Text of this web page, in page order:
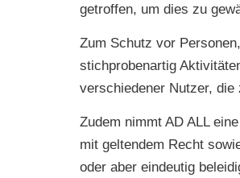
getroffen, um dies zu
Zum Schutz vor
stichprobenartig
verschiedener Nutzer,
Zudem nimmt AD ALL
mit geltendem Recht
oder aber eindeutig